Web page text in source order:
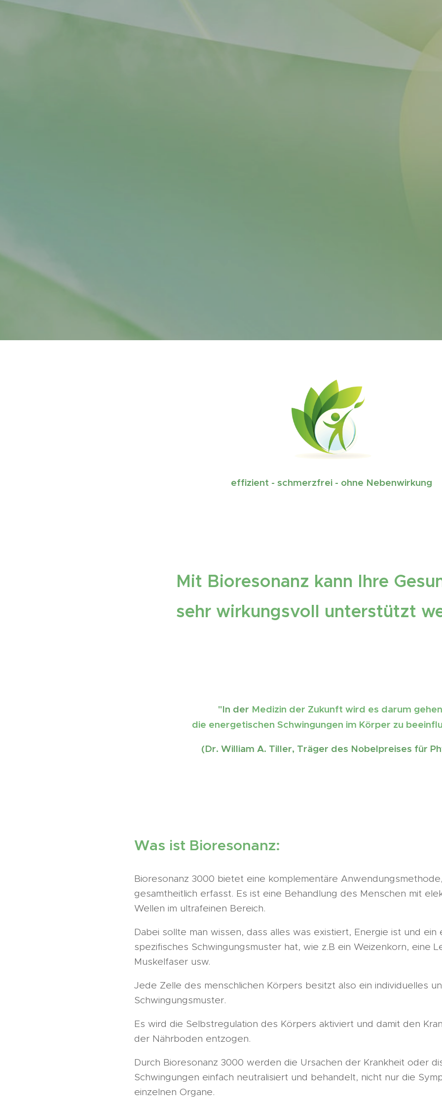
effizient - schmerzfrei - ohne Nebenwirkung
Mit Bioresonanz kann Ihre
sehr wirkungsvoll unterstützt
"In der Medizin der Zukunft wird es darum
die energetischen Schwingungen im Körper zu
(Dr. William A. Tiller, Träger des Nobelpreises für
Was ist Bioresonanz:
Bioresonanz 3000 bietet eine komplementäre
gesamtheitlich erfasst. Es ist eine Behandlung des Menschen mit
Wellen im ultrafeinen Bereich.
Dabei sollte man wissen, dass alles was existiert, Energie ist und ein
spezifisches Schwingungsmuster hat, wie z.B ein Weizenkorn, eine
Muskelfaser usw.
Jede Zelle des menschlichen Körpers besitzt also ein individuelles
Schwingungsmuster.
Es wird die Selbstregulation des Körpers aktiviert und damit den
der Nährboden entzogen.
Durch Bioresonanz 3000 werden die Ursachen der Krankheit oder
Schwingungen einfach neutralisiert und behandelt, nicht nur die
einzelnen Organe.